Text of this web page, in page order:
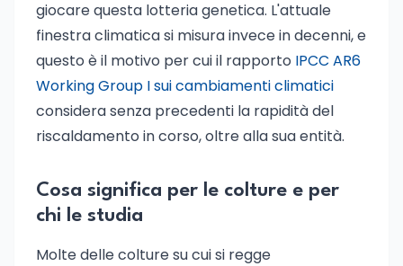
giocare questa lotteria genetica. L'attuale
finestra climatica si misura invece in decenni, e
questo è il motivo per cui il rapporto IPCC AR6
Working Group I sui cambiamenti climatici
considera senza precedenti la rapidità del
riscaldamento in corso, oltre alla sua entità.
Cosa significa per le colture e per
chi le studia
Molte delle colture su cui si regge